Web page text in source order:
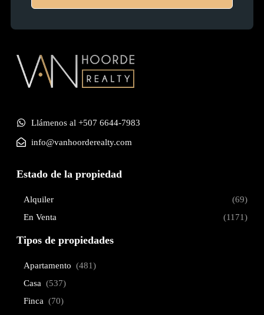
Llámenos al +507 6644-7983
info@vanhoorderealty.com
Estado de la propiedad
Alquiler
(69)
En Venta
(1171)
Tipos de propiedades
Apartamento (481)
Casa (537)
Finca (70)